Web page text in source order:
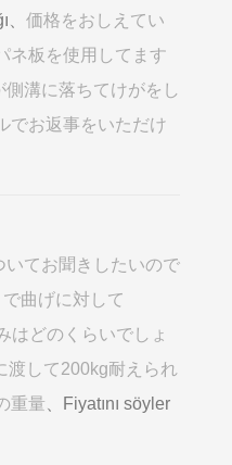
価格をおしえてい
ネ板を使用してます
溝に落ちてけがをし
でお返事をいただけ
いてお聞きしたいので
曲げに対して
はどのくらいでしょ
渡して200kg耐えられ
重量 、Fiyatını söyler